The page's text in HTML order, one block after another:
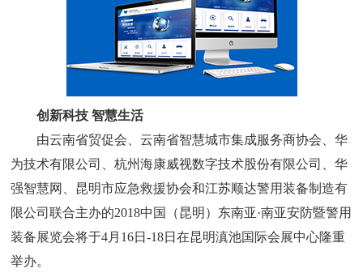
创新科技 智慧生活
由云南省贸促会、云南省智慧城市集成服务商协会、华
为技术有限公司、杭州海康威视数字技术股份有限公司、华
强智慧网、昆明市应急救援协会和江苏顺达警用装备制造有
限公司联合主办的2018中国（昆明）东南亚·南亚安防暨警用
装备展览会将于4月 16日-18日在昆明滇池国际会展中心隆重
举办。